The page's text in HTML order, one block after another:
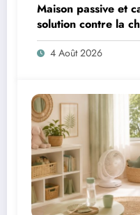
Maison passive et
solution contre la
4 Août 2026